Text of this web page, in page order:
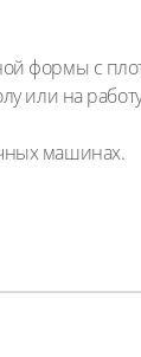
формы с
или на
машинах.